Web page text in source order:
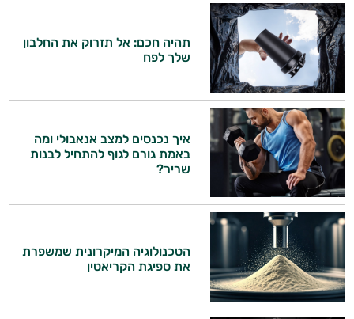
תהיה חכם: אל תזרוק את החלבון
שלך לפח
איך נכנסים למצב אנאבולי ומה
באמת גורם לגוף להתחיל לבנות
שריר?
הטכנולוגיה המיקרונית שמשפרת
את ספיגת הקריאטין